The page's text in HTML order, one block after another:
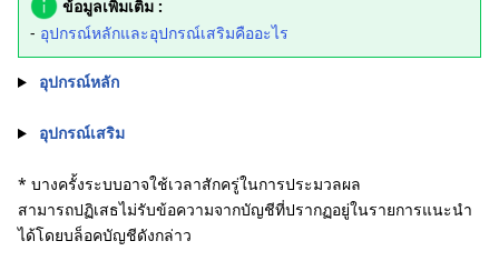
ข้อมูลเพิ่มเติม :
- อุปกรณ์หลักและอุปกรณ์เสริมคืออะไร
อุปกรณ์หลัก
อุปกรณ์เสริม
* บางครั้งระบบอาจใช้เวลาสักครู่ในการประมวลผล
สามารถปฏิเสธไม่รับข้อความจากบัญชีที่ปรากฏอยู่ในรายการแนะนำ
ได้โดยบล็อคบัญชีดังกล่าว